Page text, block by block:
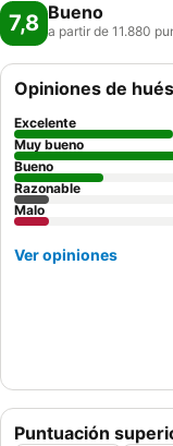
7,8 Bueno
a partir de 11.880
Puntuación
Opiniones de
Excelente
Muy bueno
Bueno
Razonable
Malo
Ver opiniones